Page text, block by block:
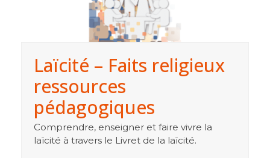
Laïcité – Faits religieux
ressources
pédagogiques
Comprendre, enseigner et faire vivre la
laïcité à travers le Livret de la laïcité.